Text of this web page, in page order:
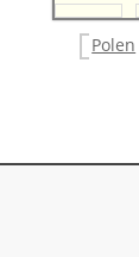
Polen